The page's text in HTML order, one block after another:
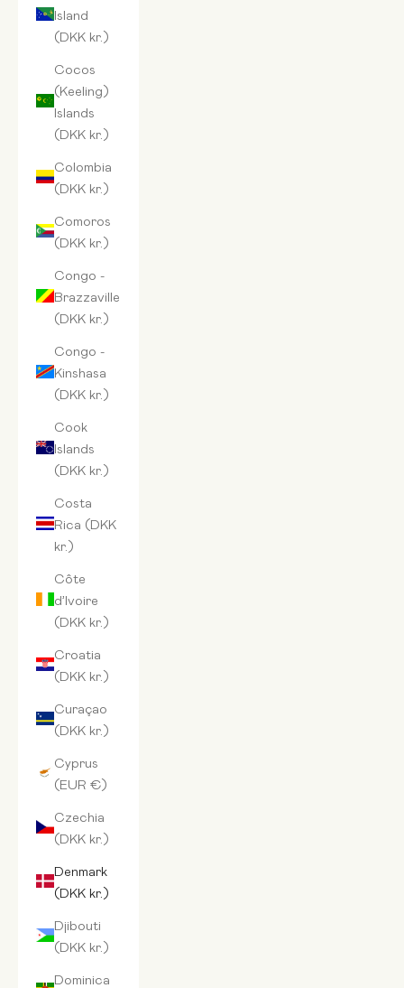
Island
(DKK kr.)
Cocos
(Keeling)
Islands
(DKK kr.)
Colombia
(DKK kr.)
Comoros
(DKK kr.)
Congo -
Brazzaville
(DKK kr.)
Congo -
Kinshasa
(DKK kr.)
Cook
Islands
(DKK kr.)
Costa
Rica (DKK
kr.)
Côte
d’Ivoire
(DKK kr.)
Croatia
(DKK kr.)
Curaçao
(DKK kr.)
Cyprus
(EUR €)
Czechia
(DKK kr.)
Denmark
(DKK kr.)
Djibouti
(DKK kr.)
Dominica